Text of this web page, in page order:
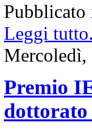
Pubblicato
Leggi
Mercoledì,
Premio
dottorato